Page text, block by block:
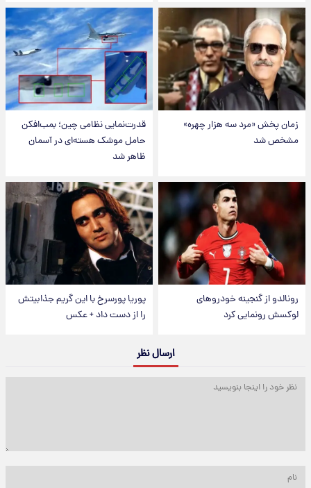
زمان پخش «مرد سه هزار چهره»
مشخص شد
قدرت‌نمایی نظامی چین؛ بمب‌افکن
حامل موشک هسته‌ای در آسمان
ظاهر شد
رونالدو از گنجینه خودروهای
لوکسش رونمایی کرد
پوریا پورسرخ با این گریم جذابیتش
را از دست داد + عکس
ارسال نظر